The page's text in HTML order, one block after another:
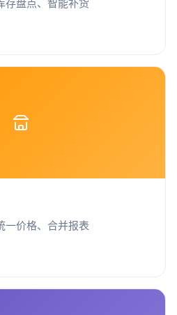
存盘点、智能补货
一价格、合并报表